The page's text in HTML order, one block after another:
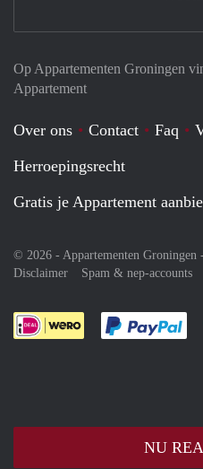
NU
Op Appartementen Groningen
Appartement
Over ons Contact Faq
Herroepingsrecht
Gratis je Appartement
© 2026 - Appartementen
Disclaimer
Spam & nep-accounts